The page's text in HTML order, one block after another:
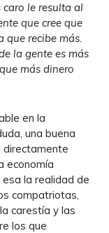
le resulta al
que cree que
que recibe más.
la gente es más
más dinero
en la
una buena
directamente
economía
esa la realidad de
compatriotas,
carestía y las
los que